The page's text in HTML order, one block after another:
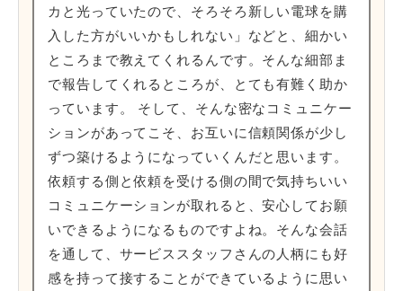
カと光っていたので、そろそろ新しい電球を購
入した方がいいかもしれない」などと、細かい
ところまで教えてくれるんです。そんな細部ま
で報告してくれるところが、とても有難く助か
っています。 そして、そんな密なコミュニケー
ションがあってこそ、お互いに信頼関係が少し
ずつ築けるようになっていくんだと思います。
依頼する側と依頼を受ける側の間で気持ちいい
コミュニケーションが取れると、安心してお願
いできるようになるものですよね。そんな会話
を通して、サービススタッフさんの人柄にも好
感を持って接することができているように思い